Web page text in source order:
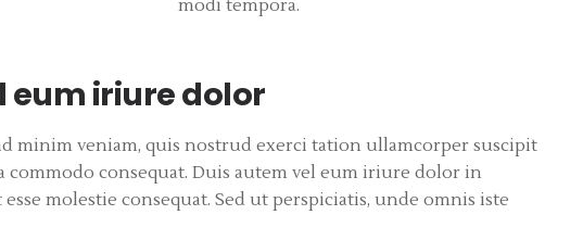
modi tempora.
eum iriure dolor
minim veniam, quis nostrud exerci tation ullamcorper suscipit
consequat. Duis autem vel eum iriure dolor in
molestie consequat. Sed ut perspiciatis, unde omnis iste